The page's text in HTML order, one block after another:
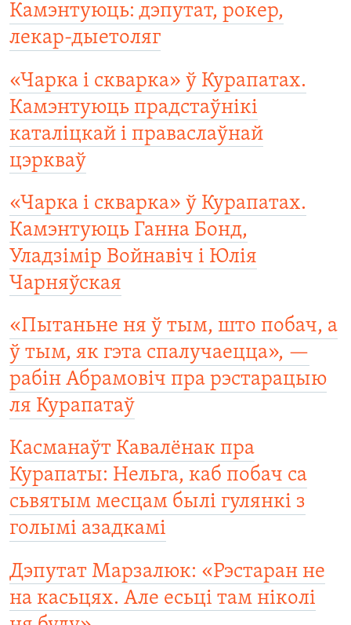
Камэнтуюць: дэпутат, рокер,
лекар-дыетоляг
«Чарка і скварка» ў Курапатах.
Камэнтуюць прадстаўнікі
каталіцкай і праваслаўнай
цэркваў
«Чарка і скварка» ў Курапатах.
Камэнтуюць Ганна Бонд,
Уладзімір Войнавіч і Юлія
Чарняўская
«Пытаньне ня ў тым, што побач, а
ў тым, як гэта спалучаецца», —
рабін Абрамовіч пра рэстарацыю
ля Курапатаў
Касманаўт Кавалёнак пра
Курапаты: Нельга, каб побач са
сьвятым месцам былі гулянкі з
голымі азадкамі
Дэпутат Марзалюк: «Рэстаран не
на касьцях. Але есьці там ніколі